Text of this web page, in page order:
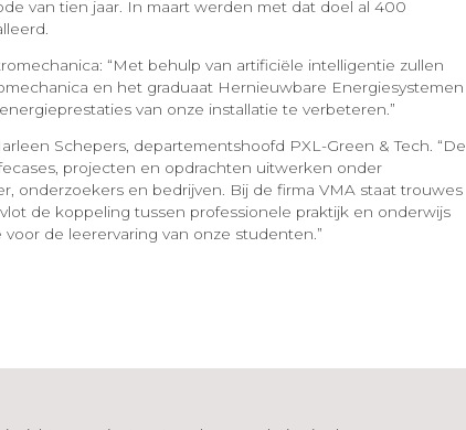
van tien jaar. In maart werden met dat doel al 400
“Met behulp van artificiële intelligentie zullen
en het graduaat Hernieuwbare Energiesystemen
van onze installatie te verbeteren.”
Schepers, departementshoofd PXL-Green & Tech. “De
projecten en opdrachten uitwerken onder
onderzoekers en bedrijven. Bij de firma VMA staat trouwes
de koppeling tussen professionele praktijk en onderwijs
de leerervaring van onze studenten.”